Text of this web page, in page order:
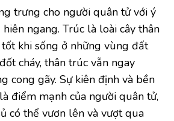
trưng cho người quân tử với ý
ngang. Trúc là loài cây thân
tốt khi sống ở những vùng đất
cháy, thân trúc vẫn ngay
cong gãy. Sự kiên định và bền
điểm mạnh của người quân tử,
có thể vươn lên và vượt qua